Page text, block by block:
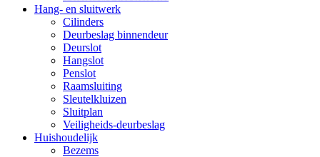
Hang- en sluitwerk
Cilinders
Deurbeslag binnendeur
Deurslot
Hangslot
Penslot
Raamsluiting
Sleutelkluizen
Sluitplan
Veiligheids-deurbeslag
Huishoudelijk
Bezems